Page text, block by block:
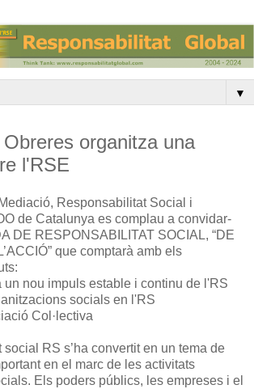
▼
organitza una
l'RSE
Responsabilitat Social i
de Catalunya es complau a convidar-
DE RESPONSABILITAT SOCIAL, “DE
que comptarà amb els
un nou impuls estable i continu de l'RS
socials en l'RS
Col·lectiva
social RS s’ha convertit en un tema de
en el marc de les activitats
Els poders públics, les empreses i el